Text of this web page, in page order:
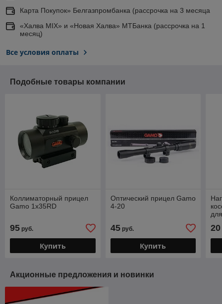
Карта Покупок» Белгазпромбанка (рассрочка на 3 месяца
«Халва MIX» и «Новая Халва» МТБанка (рассрочка на 1
месяц)
Все условия оплаты
Подобные товары компании
Коллиматорный прицел
Gamo 1x35RD
95 руб.
Купить
Оптический прицел Gamo
4-20
45руб.
Купить
20
Акционные предложения и новинки